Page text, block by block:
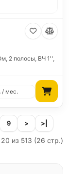
2 полосы, ВЧ 1'',
/ мес.
9 > >|
из 513 (26 стр.)